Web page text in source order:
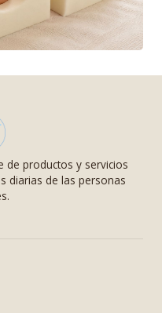
de productos y servicios
diarias de las personas